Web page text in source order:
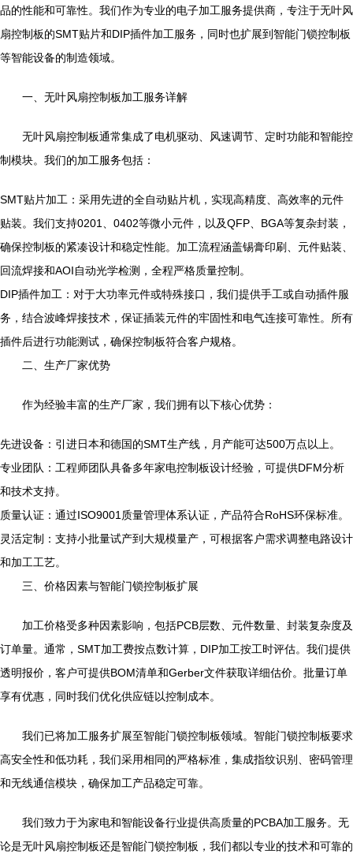
品的性能和可靠性。我们作为专业的电子加工服务提供商，专注于无叶风
扇控制板的SMT贴片和DIP插件加工服务，同时也扩展到智能门锁控制板
等智能设备的制造领域。
一、无叶风扇控制板加工服务详解
无叶风扇控制板通常集成了电机驱动、风速调节、定时功能和智能控
制模块。我们的加工服务包括：
SMT贴片加工：采用先进的全自动贴片机，实现高精度、高效率的元件
贴装。我们支持0201、0402等微小元件，以及QFP、BGA等复杂封装，
确保控制板的紧凑设计和稳定性能。加工流程涵盖锡膏印刷、元件贴装、
回流焊接和AOI自动光学检测，全程严格质量控制。
DIP插件加工：对于大功率元件或特殊接口，我们提供手工或自动插件服
务，结合波峰焊接技术，保证插装元件的牢固性和电气连接可靠性。所有
插件后进行功能测试，确保控制板符合客户规格。
二、生产厂家优势
作为经验丰富的生产厂家，我们拥有以下核心优势：
先进设备：引进日本和德国的SMT生产线，月产能可达500万点以上。
专业团队：工程师团队具备多年家电控制板设计经验，可提供DFM分析
和技术支持。
质量认证：通过ISO9001质量管理体系认证，产品符合RoHS环保标准。
灵活定制：支持小批量试产到大规模量产，可根据客户需求调整电路设计
和加工工艺。
三、价格因素与智能门锁控制板扩展
加工价格受多种因素影响，包括PCB层数、元件数量、封装复杂度及
订单量。通常，SMT加工费按点数计算，DIP加工按工时评估。我们提供
透明报价，客户可提供BOM清单和Gerber文件获取详细估价。批量订单
享有优惠，同时我们优化供应链以控制成本。
我们已将加工服务扩展至智能门锁控制板领域。智能门锁控制板要求
高安全性和低功耗，我们采用相同的严格标准，集成指纹识别、密码管理
和无线通信模块，确保加工产品稳定可靠。
我们致力于为家电和智能设备行业提供高质量的PCBA加工服务。无
论是无叶风扇控制板还是智能门锁控制板，我们都以专业的技术和可靠的